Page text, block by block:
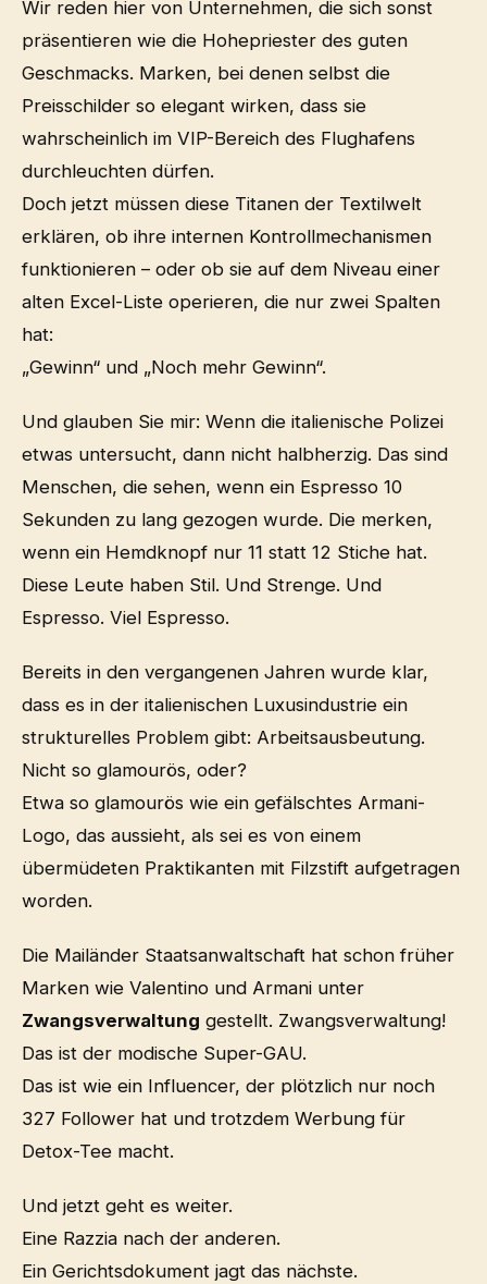
Wir reden hier von Unternehmen, die sich sonst
präsentieren wie die Hohepriester des guten
Geschmacks. Marken, bei denen selbst die
Preisschilder so elegant wirken, dass sie
wahrscheinlich im VIP-Bereich des Flughafens
durchleuchten dürfen.
Doch jetzt müssen diese Titanen der Textilwelt
erklären, ob ihre internen Kontrollmechanismen
funktionieren – oder ob sie auf dem Niveau einer
alten Excel-Liste operieren, die nur zwei Spalten
hat:
„Gewinn“ und „Noch mehr Gewinn“.
Und glauben Sie mir: Wenn die italienische Polizei
etwas untersucht, dann nicht halbherzig. Das sind
Menschen, die sehen, wenn ein Espresso 10
Sekunden zu lang gezogen wurde. Die merken,
wenn ein Hemdknopf nur 11 statt 12 Stiche hat.
Diese Leute haben Stil. Und Strenge. Und
Espresso. Viel Espresso.
Bereits in den vergangenen Jahren wurde klar,
dass es in der italienischen Luxusindustrie ein
strukturelles Problem gibt: Arbeitsausbeutung.
Nicht so glamourös, oder?
Etwa so glamourös wie ein gefälschtes Armani-
Logo, das aussieht, als sei es von einem
übermüdeten Praktikanten mit Filzstift aufgetragen
worden.
Die Mailänder Staatsanwaltschaft hat schon früher
Marken wie Valentino und Armani unter
Zwangsverwaltung gestellt. Zwangsverwaltung!
Das ist der modische Super-GAU.
Das ist wie ein Influencer, der plötzlich nur noch
327 Follower hat und trotzdem Werbung für
Detox-Tee macht.
Und jetzt geht es weiter.
Eine Razzia nach der anderen.
Ein Gerichtsdokument jagt das nächste.